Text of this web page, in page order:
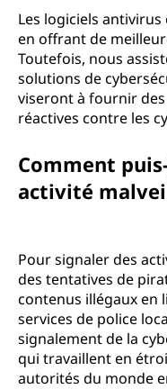
Les logiciels
en offrant de
Toutefois, nous
solutions de
viseront à fournir
réactives contre les
Comment
activité
Pour signaler des
des tentatives de
contenus illégaux en
services de police
signalement de la
qui travaillent en
autorités du